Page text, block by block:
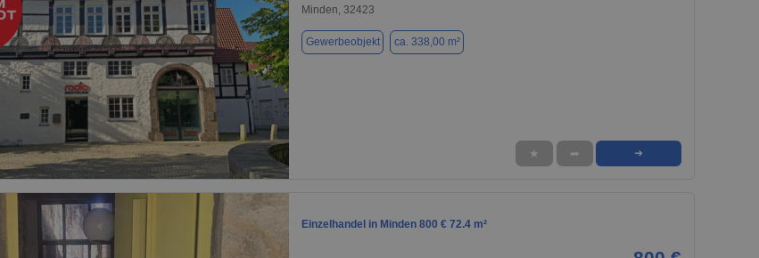
1 / 1
Minden, 32423
Gewerbeobjekt ca. 338,00 m²
★ ➦ ➜
Einzelhandel in Minden 800 € 72.4 m²